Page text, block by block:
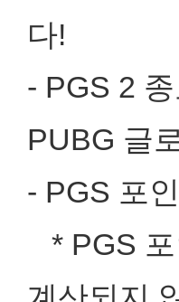
다!
- PGS 2
PUBG 글
- PGS 포
* PGS 포